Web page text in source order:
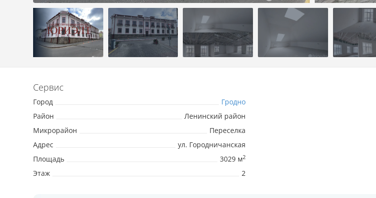
Сервис
Город
Гродно
Район
Ленинский район
Микрорайон
Переселка
Адрес
ул. Городничанская
Площадь
3029 м2
Этаж 2